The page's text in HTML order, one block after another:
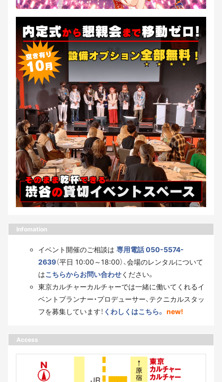
Infomation
イベント開催のご相談は 専用電話 050-5574-
2639（平日 10:00～18:00）、会場のレンタルについて
はこちらからお問い合わせください。
東京カルチャーカルチャーでは一緒に働いてくれるイ
ベントプランナー・プロデューサー、テクニカルスタッ
フを募集しています！ くわしくはこちら。 new!
Access